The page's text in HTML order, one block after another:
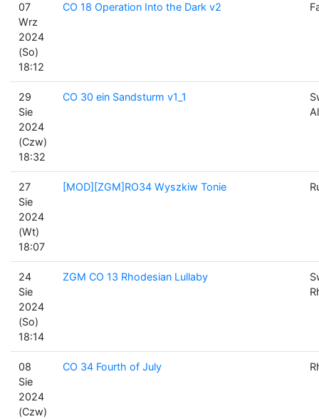
07
Wrz
2024
(So)
18:12
CO 18 Operation Into the Dark v2
29
Sie
2024
(Czw)
18:32
CO 30 ein Sandsturm v1_1
27
Sie
2024
(Wt)
18:07
[MOD][ZGM]RO34 Wyszkiw Tonie
24
Sie
2024
(So)
18:14
ZGM CO 13 Rhodesian Lullaby
08
Sie
2024
(Czw)
CO 34 Fourth of July